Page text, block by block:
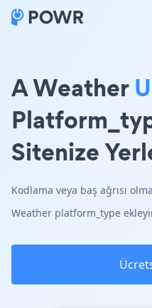
A Weather
Sitenize
Kodlama veya baş ağrısı
Weather platform_type